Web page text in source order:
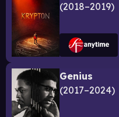
2018–2019
Genius
2017–2024